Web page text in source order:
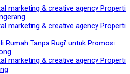
marketing & creative agency Properti
marketing & creative agency Properti
Rumah Tanpa Rugi’ untuk Promosi
marketing & creative agency Properti